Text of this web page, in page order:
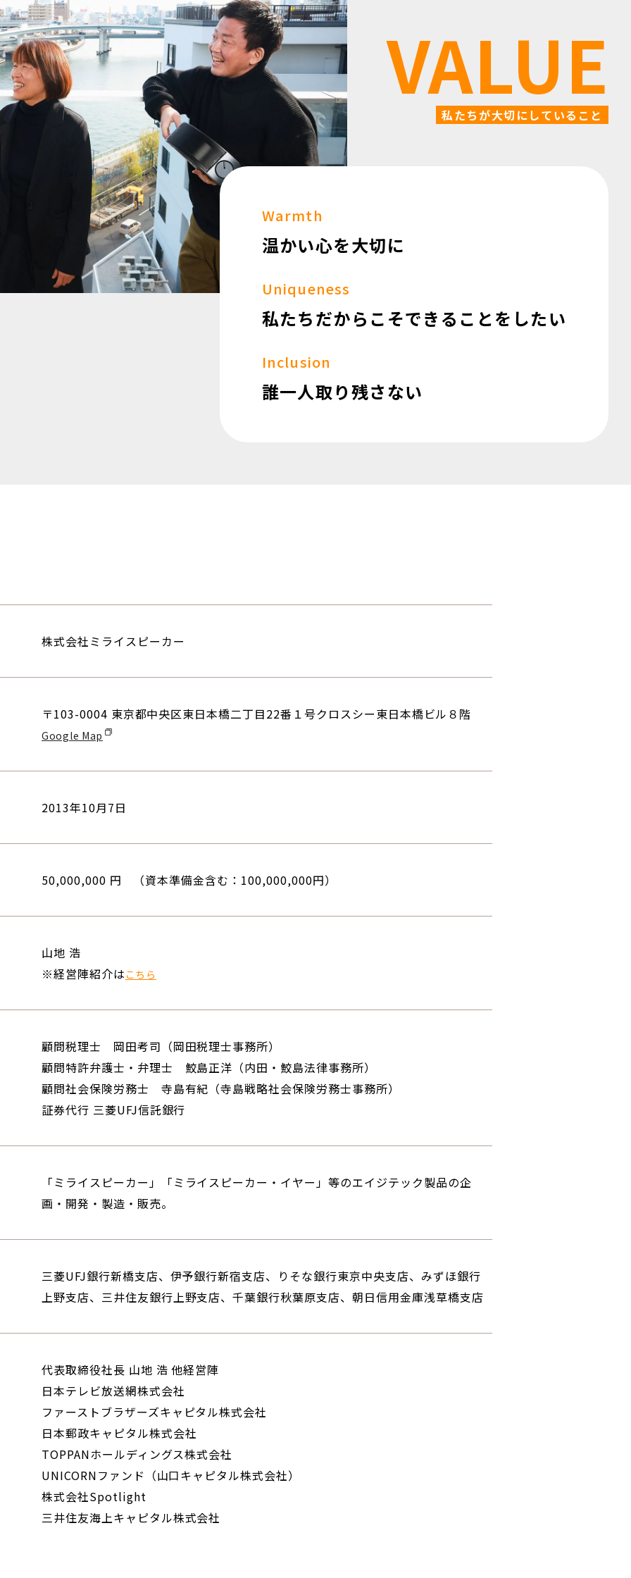
VALUE
私たちが大切にしていること
Warmth
温かい心を大切に
Uniqueness
私たちだからこそできることをしたい
Inclusion
誰一人取り残さない
株式会社ミライスピーカー
〒103-0004 東京都中央区東日本橋二丁目22番１号クロスシー東日本橋ビル８階
Google Map
2013年10月7日
50,000,000 円 （資本準備金含む：100,000,000円）
山地 浩
※経営陣紹介は こちら
顧問税理士 岡田考司（岡田税理士事務所）
顧問特許弁護士・弁理士 鮫島正洋（内田・鮫島法律事務所）
顧問社会保険労務士 寺島有紀（寺島戦略社会保険労務士事務所）
証券代行 三菱UFJ信託銀行
「ミライスピーカー」「ミライスピーカー・イヤー」等のエイジテック製品の企
画・開発・製造・販売。
三菱UFJ銀行新橋支店、伊予銀行新宿支店、りそな銀行東京中央支店、みずほ銀行
上野支店、三井住友銀行上野支店、千葉銀行秋葉原支店、朝日信用金庫浅草橋支店
代表取締役社長 山地 浩 他経営陣
日本テレビ放送網株式会社
ファーストブラザーズキャピタル株式会社
日本郵政キャピタル株式会社
TOPPANホールディングス株式会社
UNICORNファンド（山口キャピタル株式会社）
株式会社Spotlight
三井住友海上キャピタル株式会社